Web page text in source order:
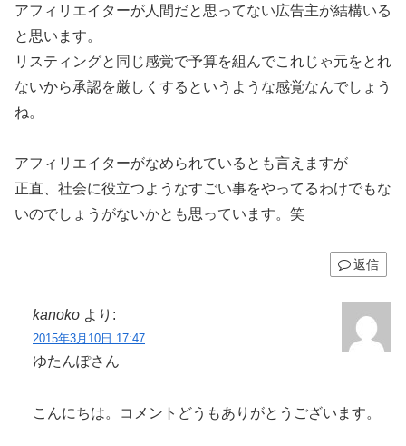
アフィリエイターが人間だと思ってない広告主が結構いる
と思います。
リスティングと同じ感覚で予算を組んでこれじゃ元をとれ
ないから承認を厳しくするというような感覚なんでしょう
ね。
アフィリエイターがなめられているとも言えますが
正直、社会に役立つようなすごい事をやってるわけでもな
いのでしょうがないかとも思っています。笑
返信
kanoko より:
2015年3月10日 17:47
ゆたんぽさん
こんにちは。コメントどうもありがとうございます。